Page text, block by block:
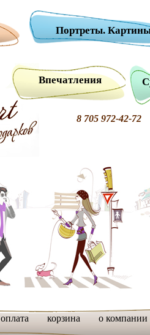
Портреты.
8 705 972-42-
Впечатления
оплата корзина о компании